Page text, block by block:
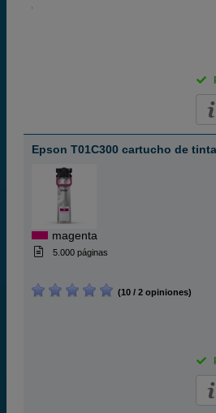
Epson T01C300 cartucho de
magenta
5.000 páginas
(10 / 2 opiniones)